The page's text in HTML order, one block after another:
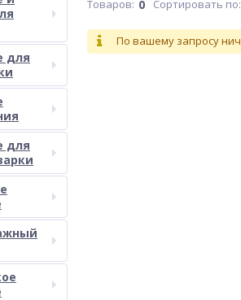
для
для
Товаров: 0 Сортировать по:
По вашему запросу